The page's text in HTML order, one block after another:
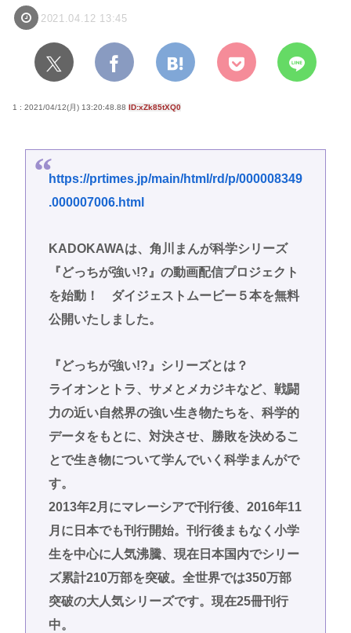
2021.04.12 13:45
1 : 2021/04/12(月) 13:20:48.88 ID:xZk85tXQ0
https://prtimes.jp/main/html/rd/p/000008349
.000007006.html
KADOKAWAは、角川まんが科学シリーズ
『どっちが強い!?』の動画配信プロジェクト
を始動！ ダイジェストムービー５本を無料
公開いたしました。
『どっちが強い!?』シリーズとは？
ライオンとトラ、サメとメカジキなど、戦闘
力の近い自然界の強い生き物たちを、科学的
データをもとに、対決させ、勝敗を決めるこ
とで生き物について学んでいく科学まんがで
す。
2013年2月にマレーシアで刊行後、2016年11
月に日本でも刊行開始。刊行後まもなく小学
生を中心に人気沸騰、現在日本国内でシリー
ズ累計210万部を突破。全世界では350万部
突破の大人気シリーズです。現在25冊刊行
中。